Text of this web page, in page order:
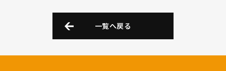
一覧へ戻る